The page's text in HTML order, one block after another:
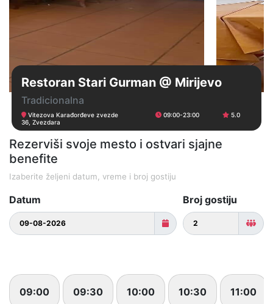
Restoran Stari Gurman @ Mirijevo
Tradicionalna
Vitezova Karađorđeve zvezde
36, Zvezdara
09:00-23:00 5.0
Rezerviši svoje mesto i ostvari sjajne
benefite
Izaberite željeni datum, vreme i broj gostiju
Datum Broj gostiju
09:00 09:30 10:00 10:30 11:00